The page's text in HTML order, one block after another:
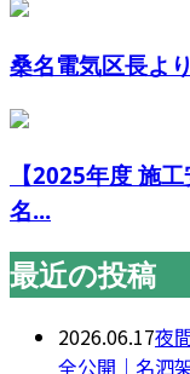
桑名電気区長よ
【2025年度 施
名...
最近の投稿
2026.06.17夜
全公開｜名泗